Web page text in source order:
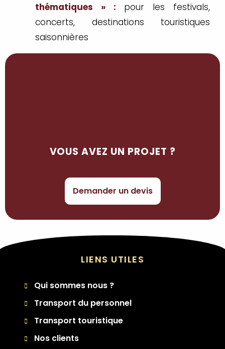
thématiques » : pour les festivals,
concerts, destinations touristiques
saisonnières
VOUS AVEZ UN PROJET ?
Demander un devis
LIENS UTILES
Qui sommes nous ?
Transport du personnel
Transport touristique
Nos clients